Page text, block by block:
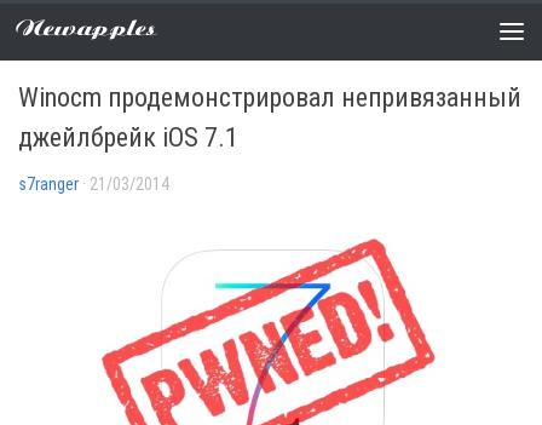
Newapples
НОВОСТИ 0 COMMENTS
Winocm продемонстрировал непривязанный
джейлбрейк iOS 7.1
s7ranger · 21/03/2014